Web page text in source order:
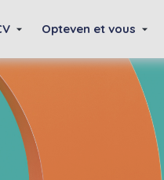
Opteven et vous